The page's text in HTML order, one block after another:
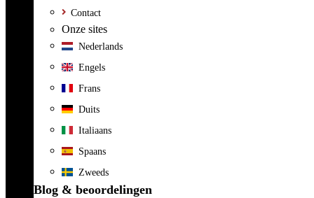
Contact
Onze sites
Nederlands
Engels
Frans
Duits
Italiaans
Spaans
Zweeds
Blog & beoordelingen